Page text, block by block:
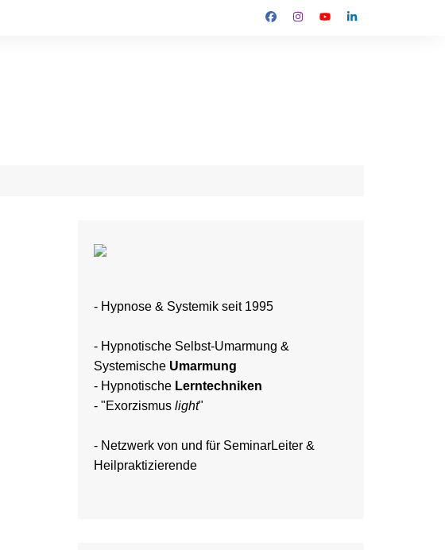
- Hypnose & Systemik seit 1995
- Hypnotische Selbst-Umarmung &
Systemische Umarmung
- Hypnotische Lerntechniken
- "Exorzismus light"
- Netzwerk von und für SeminarLeiter &
Heilpraktizierende